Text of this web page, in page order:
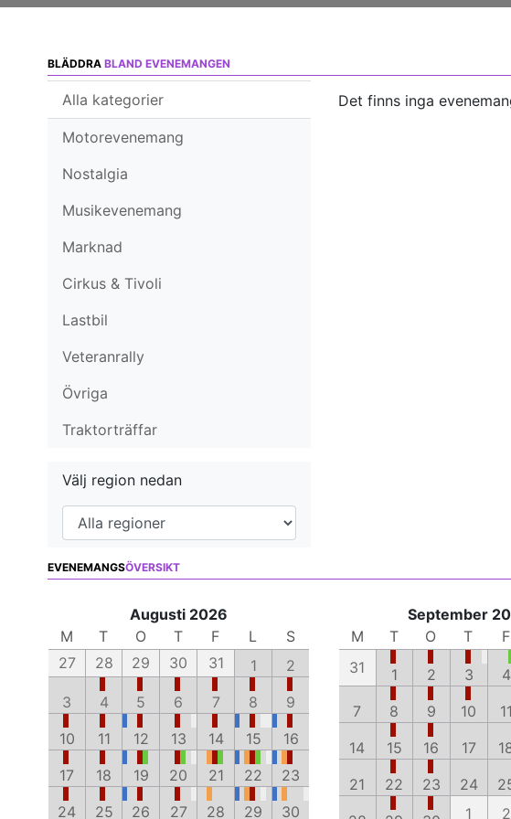
BLÄDDRA BLAND EVENEMANGEN
Alla kategorier
Motorevenemang
Nostalgia
Musikevenemang
Marknad
Cirkus & Tivoli
Lastbil
Veteranrally
Övriga
Traktorträffar
Välj region nedan
Det finns inga
EVENEMANGSÖVERSIKT
Augusti 2026
M
T O T F L
S
27
28 29 30 31 1
2
3
4 5 6 7 8
9
10
11 12 13 14 15
16
17
18 19 20 21 22
23
24
25 26 27 28 29 30
September
M
T O T F
31
1 2 3 4
7
8 9 10 11
14
15 16 17
21
22 23 24
1 2